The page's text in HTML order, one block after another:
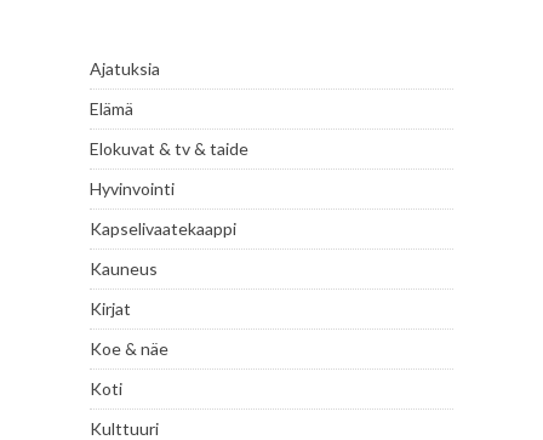
Ajatuksia
Elämä
Elokuvat & tv & taide
Hyvinvointi
Kapselivaatekaappi
Kauneus
Kirjat
Koe & näe
Koti
Kulttuuri